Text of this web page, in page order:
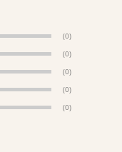
(0)
(0)
(0)
(0)
(0)